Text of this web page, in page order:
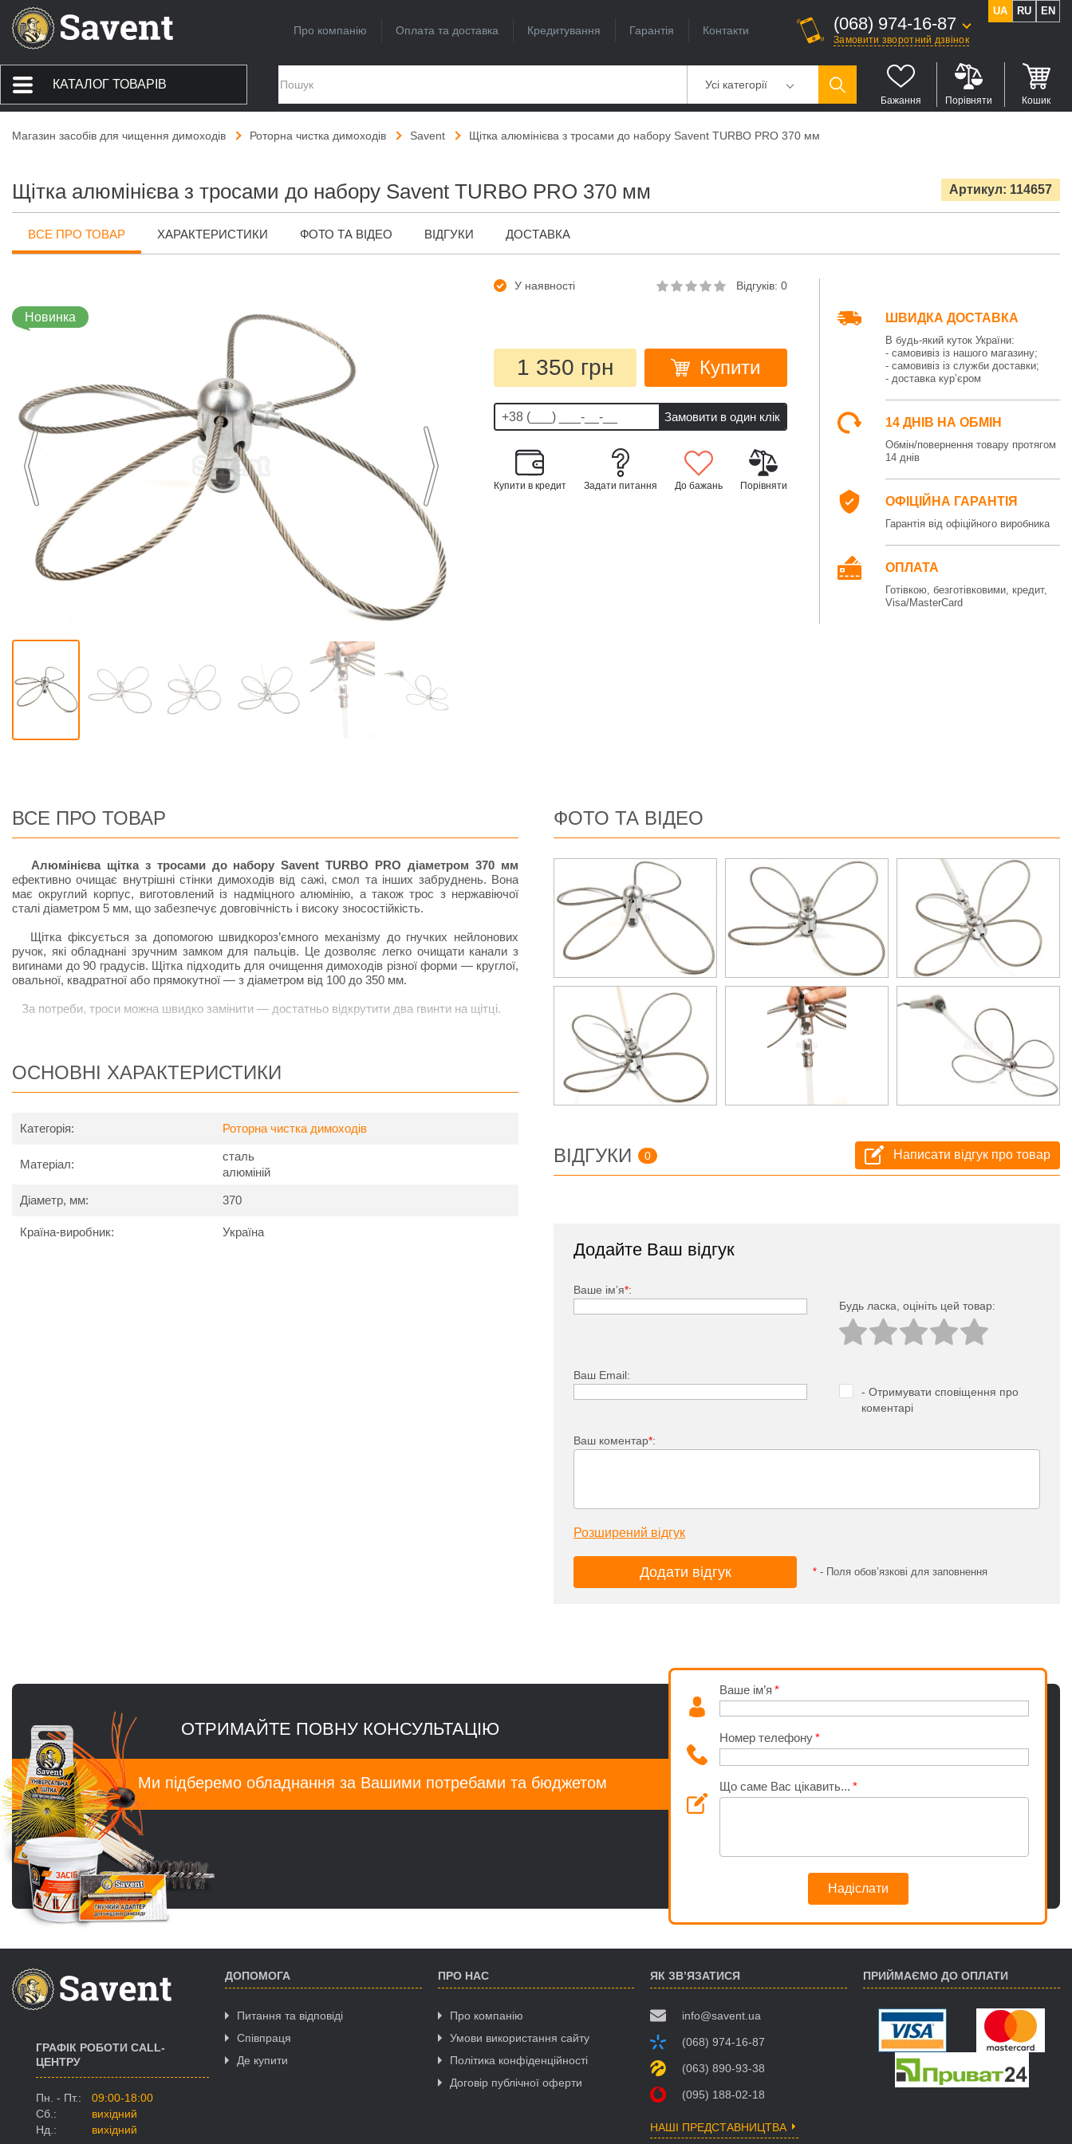
Про компанію Оплата та доставка Кредитування Гарантія Контакти (068) 974-16-87
Замовити зворотний дзвінок
UA RU EN
КАТАЛОГ ТОВАРІВ Усі категорії
Бажання Порівняти Кошик
Магазин засобів для чищення димоходів Роторна чистка димоходів Savent Щітка алюмінієва з тросами до набору Savent TURBO PRO 370 мм
Щітка алюмінієва з тросами до набору Savent TURBO PRO 370 мм Артикул: 114657
ВСЕ ПРО ТОВАР ХАРАКТЕРИСТИКИ ФОТО ТА ВІДЕО ВІДГУКИ ДОСТАВКА
Новинка
У наявності Відгуків: 0
1 350 грн Купити
Купити в кредит Задати питання До бажань Порівняти
ШВИДКА ДОСТАВКА
В будь-який куток України:
- самовивіз із нашого магазину;
- самовивіз із служби доставки;
- доставка кур’єром
14 ДНІВ НА ОБМІН
Обмін/повернення товару протягом
14 днів
ОФІЦІЙНА ГАРАНТІЯ
Гарантія від офіційного виробника
ОПЛАТА
Готівкою, безготівковими, кредит,
Visa/MasterCard
ВСЕ ПРО ТОВАР
Алюмінієва щітка з тросами до набору Savent TURBO PRO діаметром 370 мм
ефективно очищає внутрішні стінки димоходів від сажі, смол та інших забруднень. Вона
має округлий корпус, виготовлений із надміцного алюмінію, а також трос з нержавіючої
сталі діаметром 5 мм, що забезпечує довговічність і високу зносостійкість.
Щітка фіксується за допомогою швидкороз’ємного механізму до гнучких нейлонових
ручок, які обладнані зручним замком для пальців. Це дозволяє легко очищати канали з
вигинами до 90 градусів. Щітка підходить для очищення димоходів різної форми — круглої,
овальної, квадратної або прямокутної — з діаметром від 100 до 350 мм.
За потреби, троси можна швидко замінити — достатньо відкрутити два гвинти на щітці.
ОСНОВНІ ХАРАКТЕРИСТИКИ
Категорія: Роторна чистка димоходів
Матеріал:
сталь
алюміній
Діаметр, мм: 370
Країна-виробник: Україна
ФОТО ТА ВІДЕО
ВІДГУКИ 0 Написати відгук про товар
Додайте Ваш відгук
Ваше ім’я*:
Будь ласка, оцініть цей товар:
Ваш Email:
- Отримувати сповіщення про
коментарі
Ваш коментар*:
Розширений відгук
* - Поля обов’язкові для заповнення
ОТРИМАЙТЕ ПОВНУ КОНСУЛЬТАЦІЮ
Ми підберемо обладнання за Вашими потребами та бюджетом
Ваше ім’я
Номер телефону
Що саме Вас цікавить...
Надіслати
ДОПОМОГА
Питання та відповіді
Співпраця
Де купити
ПРО НАС
Про компанію
Умови використання сайту
Політика конфіденційності
Договір публічної оферти
ЯК ЗВ’ЯЗАТИСЯ
info@savent.ua
(068) 974-16-87
(063) 890-93-38
(095) 188-02-18
НАШІ ПРЕДСТАВНИЦТВА
ПРИЙМАЄМО ДО ОПЛАТИ
ГРАФІК РОБОТИ CALL-
ЦЕНТРУ
Пн. - Пт.:
09:00-18:00
Сб.:
вихідний
Нд.:
вихідний